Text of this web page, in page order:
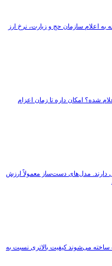
به اعلام سازمان حج و زیارت، نرخ ارز
اعلام شده؟ امکان داره تا زمان اعزام
دارند. مدل‌های دست‌ساز معمولاً ارزش
ساخته می‌شوند کیفیت بالاتری نسبت به